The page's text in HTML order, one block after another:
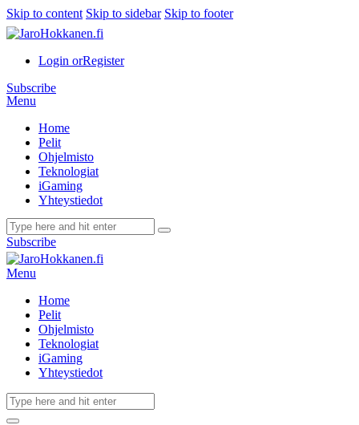
Skip to content Skip to sidebar Skip to footer
Login orRegister
Subscribe
Menu
Home
Pelit
Ohjelmisto
Teknologiat
iGaming
Yhteystiedot
Subscribe
Menu
Home
Pelit
Ohjelmisto
Teknologiat
iGaming
Yhteystiedot